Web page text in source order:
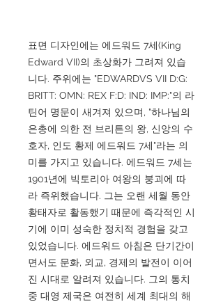
표면 디자인에는 에드워드 7세(King
Edward VII)의 초상화가 그려져 있습
니다. 주위에는 "EDWARDVS VII D:G:
BRITT: OMN: REX F:D: IND: IMP:"의 라
틴어 명문이 새겨져 있으며, "하나님의
은총에 의한 전 브리튼의 왕, 신앙의 수
호자, 인도 황제 에드워드 7세"라는 의
미를 가지고 있습니다. 에드워드 7세는
1901년에 빅토리아 여왕의 붕괴에 따
라 즉위했습니다. 그는 오랜 세월 동안
황태자로 활동했기 때문에 즉각적인 시
기에 이미 성숙한 정치적 경험을 갖고
있었습니다. 에드워드 아침은 단기간이
면서도 문화, 외교, 경제의 발전이 이어
진 시대로 알려져 있습니다. 그의 통치
중 대영 제국은 여전히 세계 최대의 해